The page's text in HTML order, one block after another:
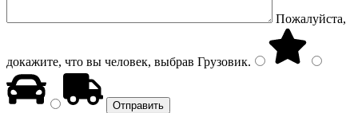
Пожалуйста,
докажите, что вы человек, выбрав Грузовик.